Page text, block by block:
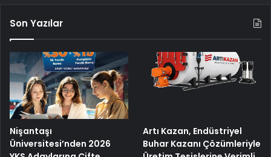
Son Yazılar
Nişantaşı
Üniversitesi’nden 2026
Artı Kazan, Endüstriyel
Buhar Kazanı Çözümleriyle